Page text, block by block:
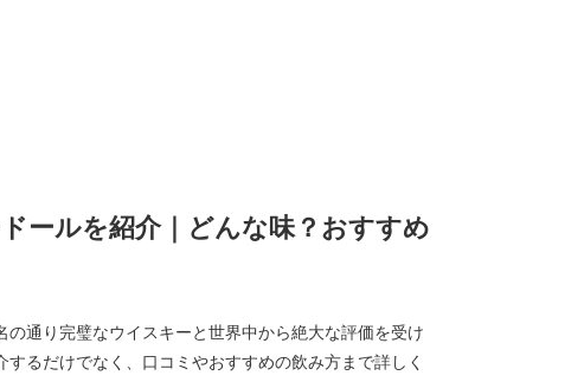
ールを紹介｜どんな味？おすすめ
の通り完璧なウイスキーと世界中から絶大な評価を受け
るだけでなく、口コミやおすすめの飲み方まで詳しく